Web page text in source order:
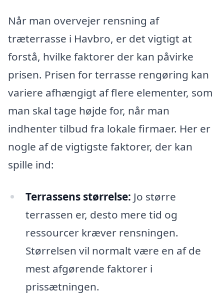
Når man overvejer rensning af
træterrasse i Havbro, er det vigtigt at
forstå, hvilke faktorer der kan påvirke
prisen. Prisen for terrasse rengøring kan
variere afhængigt af flere elementer, som
man skal tage højde for, når man
indhenter tilbud fra lokale firmaer. Her er
nogle af de vigtigste faktorer, der kan
spille ind:
Terrassens størrelse: Jo større
terrassen er, desto mere tid og
ressourcer kræver rensningen.
Størrelsen vil normalt være en af de
mest afgørende faktorer i
prissætningen.